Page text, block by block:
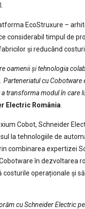
EcoStruxure –
considerabil timpul de
și reducând
oamenii și tehnologia
Parteneriatul cu
transforma modul în care
Electric România
Cobot, Schneider
la tehnologiile de
combinarea expertizei
în dezvoltarea
costurile operaționale și
cu Schneider Electric